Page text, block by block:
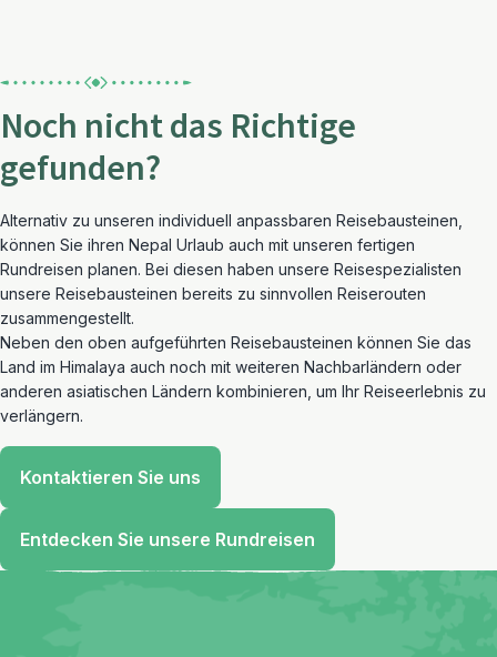
Noch nicht das Richtige
gefunden?
Alternativ zu unseren individuell anpassbaren Reisebausteinen,
können Sie ihren Nepal Urlaub auch mit unseren fertigen
Rundreisen planen. Bei diesen haben unsere Reisespezialisten
unsere Reisebausteinen bereits zu sinnvollen Reiserouten
zusammengestellt.
Neben den oben aufgeführten Reisebausteinen können Sie das
Land im Himalaya auch noch mit weiteren Nachbarländern oder
anderen asiatischen Ländern kombinieren, um Ihr Reiseerlebnis zu
verlängern.
Kontaktieren Sie uns
Entdecken Sie unsere Rundreisen